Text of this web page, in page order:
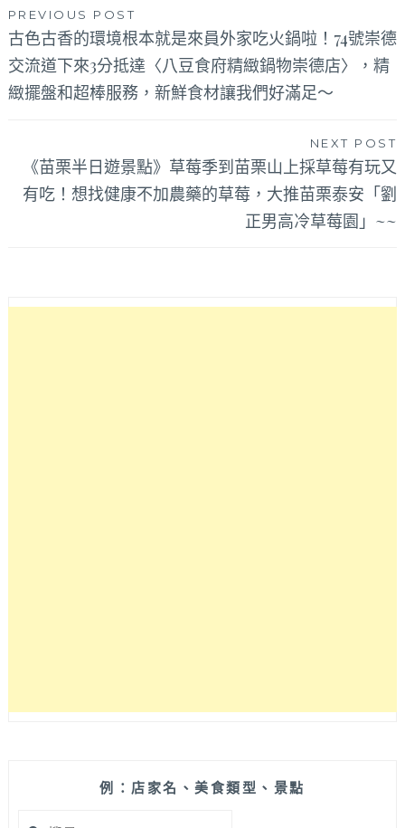
文
章
導
PREVIOUS POST
古色古香的環境根本就是來員外家吃火鍋啦！74號崇德
交流道下來3分抵達〈八豆食府精緻鍋物崇德店〉，精
緻擺盤和超棒服務，新鮮食材讓我們好滿足～
NEXT POST
《苗栗半日遊景點》草莓季到苗栗山上採草莓有玩又
有吃！想找健康不加農藥的草莓，大推苗栗泰安「劉
正男高冷草莓園」~~
例：店家名、美食類型、景點